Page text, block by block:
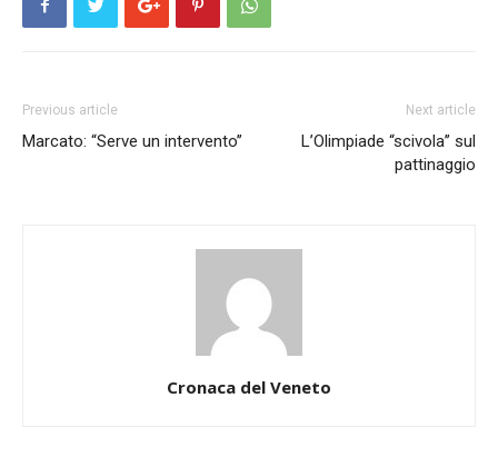
Previous article
Marcato: “Serve un intervento’’
Next article
L’Olimpiade “scivola’’ sul
pattinaggio
Cronaca del Veneto